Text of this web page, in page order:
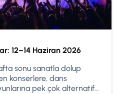
12–14 Haziran 2026
sonu sanatla dolup
konserlere, dans
pek çok alternatif...